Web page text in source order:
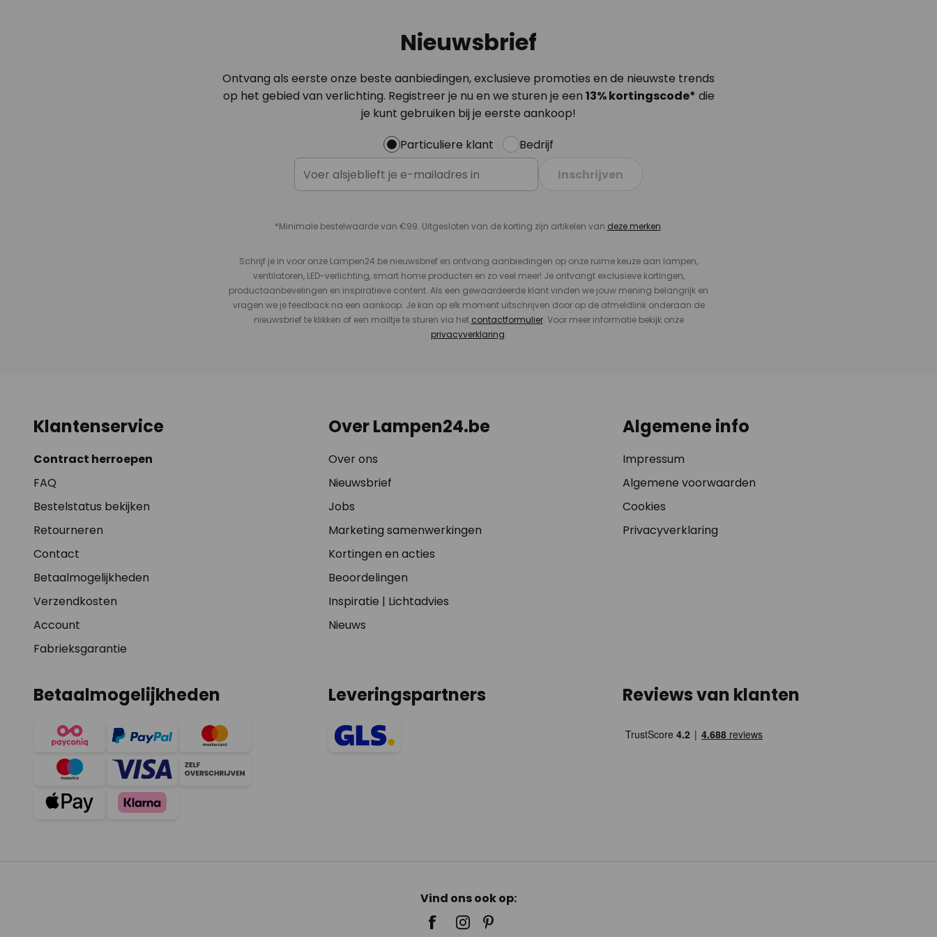
Nieuwsbrief
Ontvang als eerste onze beste aanbiedingen, exclusieve promoties en de nieuwste trends
op het gebied van verlichting. Registreer je nu en we sturen je een 13%kortingscode* die
je kunt gebruiken bij je eerste aankoop!
Particuliere klant
Bedrijf
Inschrijven
*Minimale bestelwaarde van €99. Uitgesloten van de korting zijn artikelen van deze merken.
Schrijf je in voor onze Lampen24.be nieuwsbrief en ontvang aanbiedingen op onze ruime keuze aan lampen,
ventilatoren, LED-verlichting, smart home producten en zo veel meer! Je ontvangt exclusieve kortingen,
productaanbevelingen en inspiratieve content. Als een gewaardeerde klant vinden we jouw mening belangrijk en
vragen we je feedback na een aankoop. Je kan op elk moment uitschrijven door op de afmeldlink onderaan de
nieuwsbrief te klikken of een mailtje te sturen via het contactformulier. Voor meer informatie bekijk onze
privacyverklaring.
Klantenservice
Contract herroepen
FAQ
Bestelstatus bekijken
Retourneren
Contact
Betaalmogelijkheden
Verzendkosten
Account
Fabrieksgarantie
Over Lampen24.be
Over ons
Nieuwsbrief
Jobs
Marketing samenwerkingen
Kortingen en acties
Beoordelingen
Inspiratie | Lichtadvies
Nieuws
Algemene info
Impressum
Algemene voorwaarden
Cookies
Privacyverklaring
Betaalmogelijkheden Leveringspartners Reviews van klanten
Vind ons ook op: